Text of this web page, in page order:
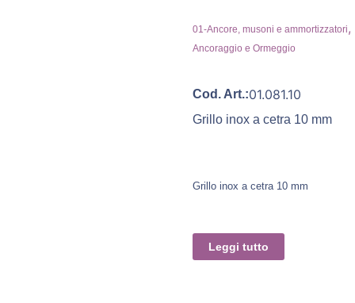
01-Ancore, musoni e ammortizzatori,
Ancoraggio e Ormeggio
Cod. Art.:01.081.10
Grillo inox a cetra 10 mm
Grillo inox a cetra 10 mm
Leggi tutto